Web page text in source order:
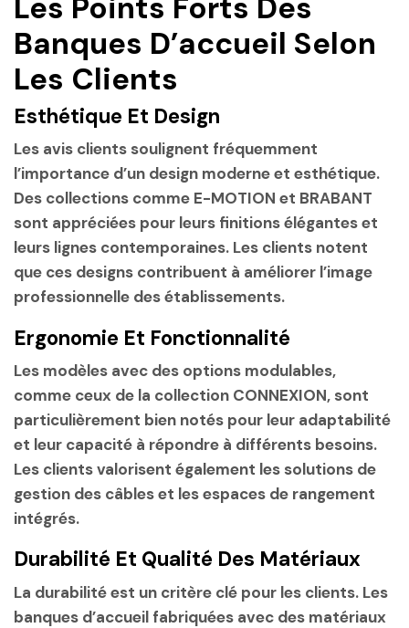
Banques D’accueil Selon
Les Clients
Esthétique Et Design
Les avis clients soulignent fréquemment
l’importance d’un design moderne et esthétique.
Des collections comme E-MOTION et BRABANT
sont appréciées pour leurs finitions élégantes et
leurs lignes contemporaines. Les clients notent
que ces designs contribuent à améliorer l’image
professionnelle des établissements.
Ergonomie Et Fonctionnalité
Les modèles avec des options modulables,
comme ceux de la collection CONNEXION, sont
particulièrement bien notés pour leur adaptabilité
et leur capacité à répondre à différents besoins.
Les clients valorisent également les solutions de
gestion des câbles et les espaces de rangement
intégrés.
Durabilité Et Qualité Des Matériaux
La durabilité est un critère clé pour les clients. Les
banques d’accueil fabriquées avec des matériaux